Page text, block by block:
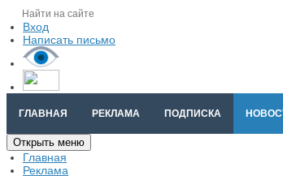
Вход
Написать письмо
ГЛАВНАЯ РЕКЛАМА ПОДПИСКА
Открыть меню
Главная
Реклама